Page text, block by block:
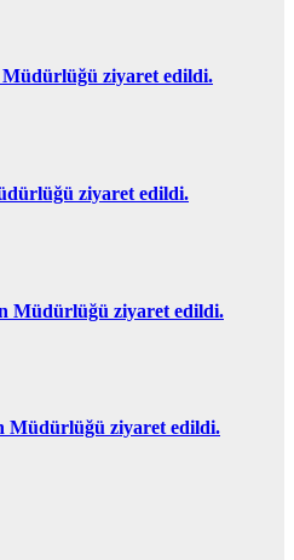
ziyaret edildi.
ziyaret edildi.
Müdürlüğü ziyaret edildi.
Müdürlüğü ziyaret edildi.